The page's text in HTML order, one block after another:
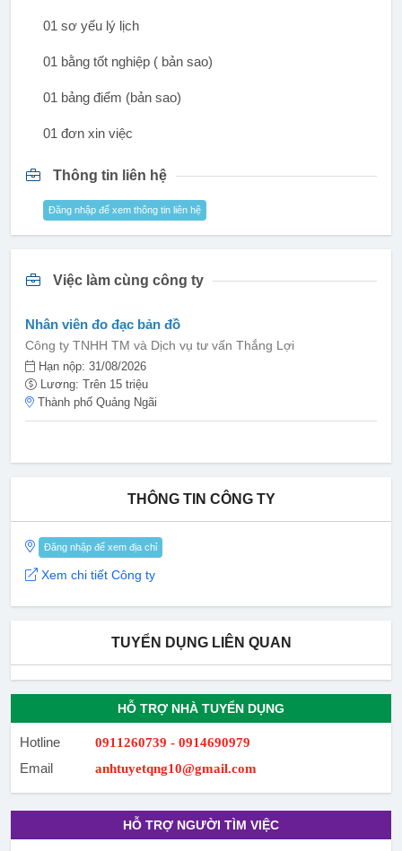
01 sơ yếu lý lịch
01 bằng tốt nghiệp ( bản sao)
01 bảng điểm (bản sao)
01 đơn xin việc
Thông tin liên hệ
Đăng nhập để xem thông tin liên hệ
Việc làm cùng công ty
Nhân viên đo đạc bản đồ
Công ty TNHH TM và Dịch vụ tư vấn Thắng Lợi
Hạn nộp: 31/08/2026
Lương: Trên 15 triệu
Thành phố Quảng Ngãi
THÔNG TIN CÔNG TY
Đăng nhập để xem địa chỉ
Xem chi tiết Công ty
TUYỂN DỤNG LIÊN QUAN
HỖ TRỢ NHÀ TUYỂN DỤNG
Hotline 0911260739 - 0914690979
Email anhtuyetqng10@gmail.com
HỖ TRỢ NGƯỜI TÌM VIỆC